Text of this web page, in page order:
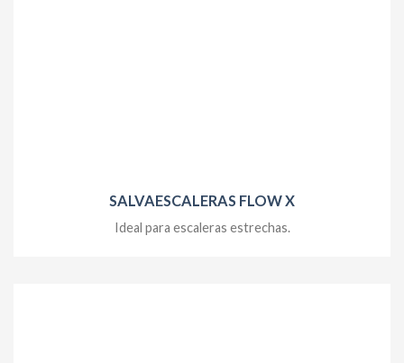
SALVAESCALERAS FLOW X
Ideal para escaleras estrechas.